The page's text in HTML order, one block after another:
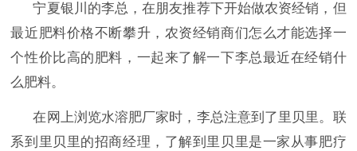
宁夏银川的李总，在朋友推荐下开始做农资经销，但
最近肥料价格不断攀升，农资经销商们怎么才能选择一
个性价比高的肥料，一起来了解一下李总最近在经销什
么肥料。
在网上浏览水溶肥厂家时，李总注意到了里贝里。联
系到里贝里的招商经理，了解到里贝里是一家从事肥疗